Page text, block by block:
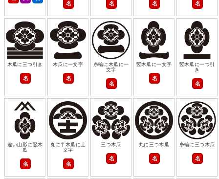
名 名 名 名
木瓜に三つ引き
名
木瓜に一文字
名
糸輪に木瓜に一
文字
名
竪木瓜に一文字
名
竪木瓜に一つ引
き
名
違い山形に竪木
瓜
名
丸に半木瓜に士
文字
名
三つ木瓜
名
丸に三つ木瓜
名
糸輪に三つ木瓜
名